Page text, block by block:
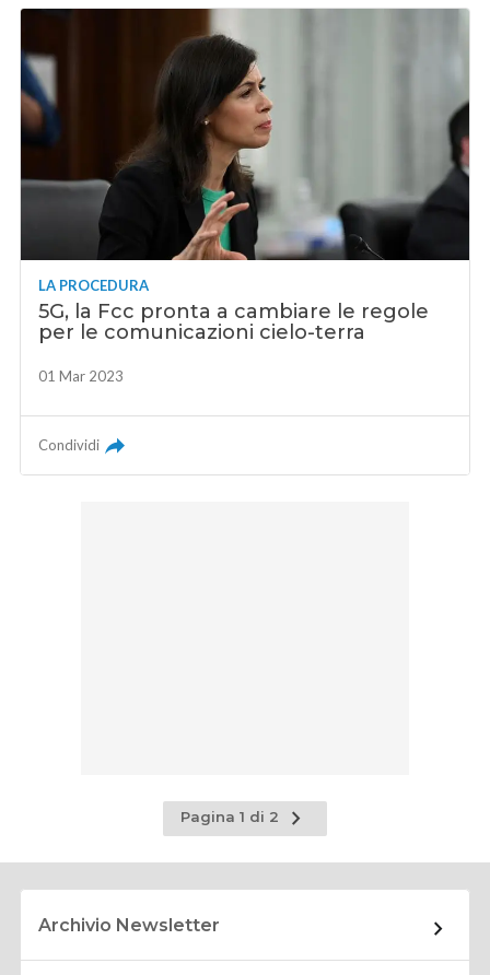
LA PROCEDURA
5G, la Fcc pronta a cambiare le regole
per le comunicazioni cielo-terra
01 Mar 2023
Condividi
Pagina 1 di 2
Pagina
successiva
Archivio Newsletter